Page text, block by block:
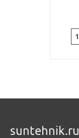
suntehnik.ru